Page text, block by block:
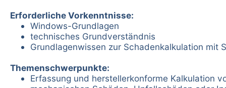
Erforderliche Vorkenntnisse:
Windows-Grundlagen
technisches Grundverständnis
Grundlagenwissen zur Schadenkalkulation mit
Themenschwerpunkte:
Erfassung und herstellerkonforme Kalkulation